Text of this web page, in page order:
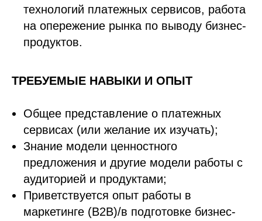
технологий платежных сервисов, работа
на опережение рынка по выводу бизнес-
продуктов.
ТРЕБУЕМЫЕ НАВЫКИ И ОПЫТ
Общее представление о платежных
сервисах (или желание их изучать);
Знание модели ценностного
предложения и другие модели работы с
аудиторией и продуктами;
Приветствуется опыт работы в
маркетинге (B2B)/в подготовке бизнес-